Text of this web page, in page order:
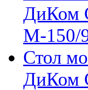
ДиКом
М-150/
Стол
ДиКом